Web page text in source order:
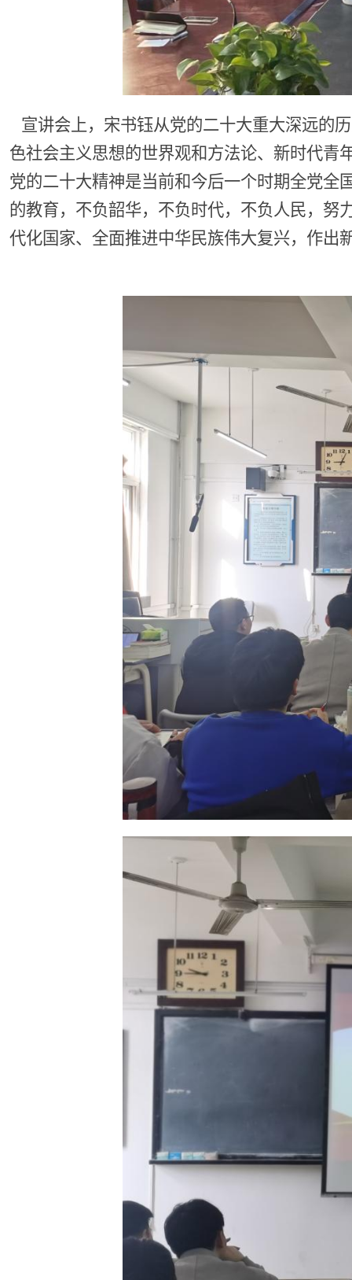
宣讲会上，宋书钰从党的二十大重大深远的
色社会主义思想的世界观和方法论、新时代青
党的二十大精神是当前和今后一个时期全党全
的教育，不负韶华，不负时代，不负人民，努
代化国家、全面推进中华民族伟大复兴，作出